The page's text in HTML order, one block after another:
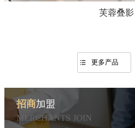
芙蓉叠影
更多产品
招商加盟
MERCHANTS JOIN